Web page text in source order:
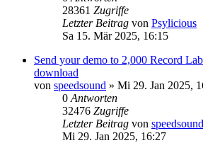
28361 Zugriffe
Letzter Beitrag von Psylicious
Sa 15. Mär 2025, 16:15
Send your demo to 2,000 Record
download
von speedsound » Mi 29. Jan 2025,
0 Antworten
32476 Zugriffe
Letzter Beitrag von speedsound
Mi 29. Jan 2025, 16:27